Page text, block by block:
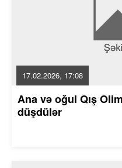
17.02.2026, 17:08
Ana və oğul Qış
düşdülər